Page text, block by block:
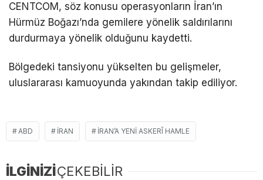
CENTCOM, söz konusu operasyonların İran’ın
Hürmüz Boğazı’nda gemilere yönelik saldırılarını
durdurmaya yönelik olduğunu kaydetti.
Bölgedeki tansiyonu yükselten bu gelişmeler,
uluslararası kamuoyunda yakından takip ediliyor.
ABD İRAN İRAN’A YENI ASKERÎ HAMLE
İLGİNİZİÇEKEBİLİR